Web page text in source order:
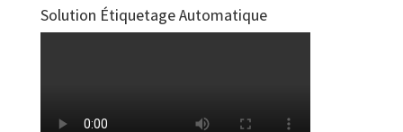
Solution Étiquetage Automatique